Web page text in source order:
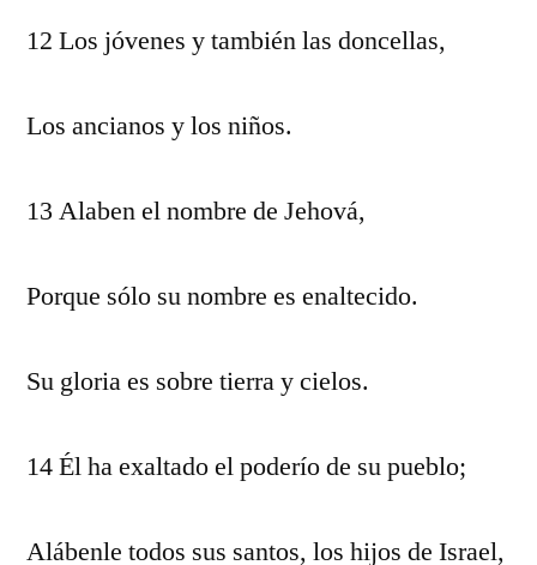
12 Los jóvenes y también las doncellas,
Los ancianos y los niños.
13 Alaben el nombre de Jehová,
Porque sólo su nombre es enaltecido.
Su gloria es sobre tierra y cielos.
14 Él ha exaltado el poderío de su pueblo;
Alábenle todos sus santos, los hijos de Israel,